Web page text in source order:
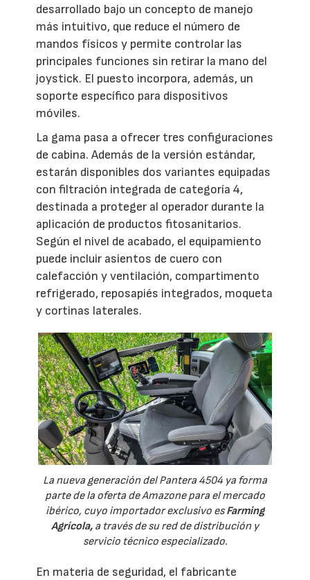
desarrollado bajo un concepto de manejo
más intuitivo, que reduce el número de
mandos físicos y permite controlar las
principales funciones sin retirar la mano del
joystick. El puesto incorpora, además, un
soporte específico para dispositivos
móviles.
La gama pasa a ofrecer tres configuraciones
de cabina. Además de la versión estándar,
estarán disponibles dos variantes equipadas
con filtración integrada de categoría 4,
destinada a proteger al operador durante la
aplicación de productos fitosanitarios.
Según el nivel de acabado, el equipamiento
puede incluir asientos de cuero con
calefacción y ventilación, compartimento
refrigerado, reposapiés integrados, moqueta
y cortinas laterales.
La nueva generación del Pantera 4504 ya forma
parte de la oferta de Amazone para el mercado
ibérico, cuyo importador exclusivo esFarming
Agrícola, a través de su red de distribución y
servicio técnico especializado.
En materia de seguridad, el fabricante